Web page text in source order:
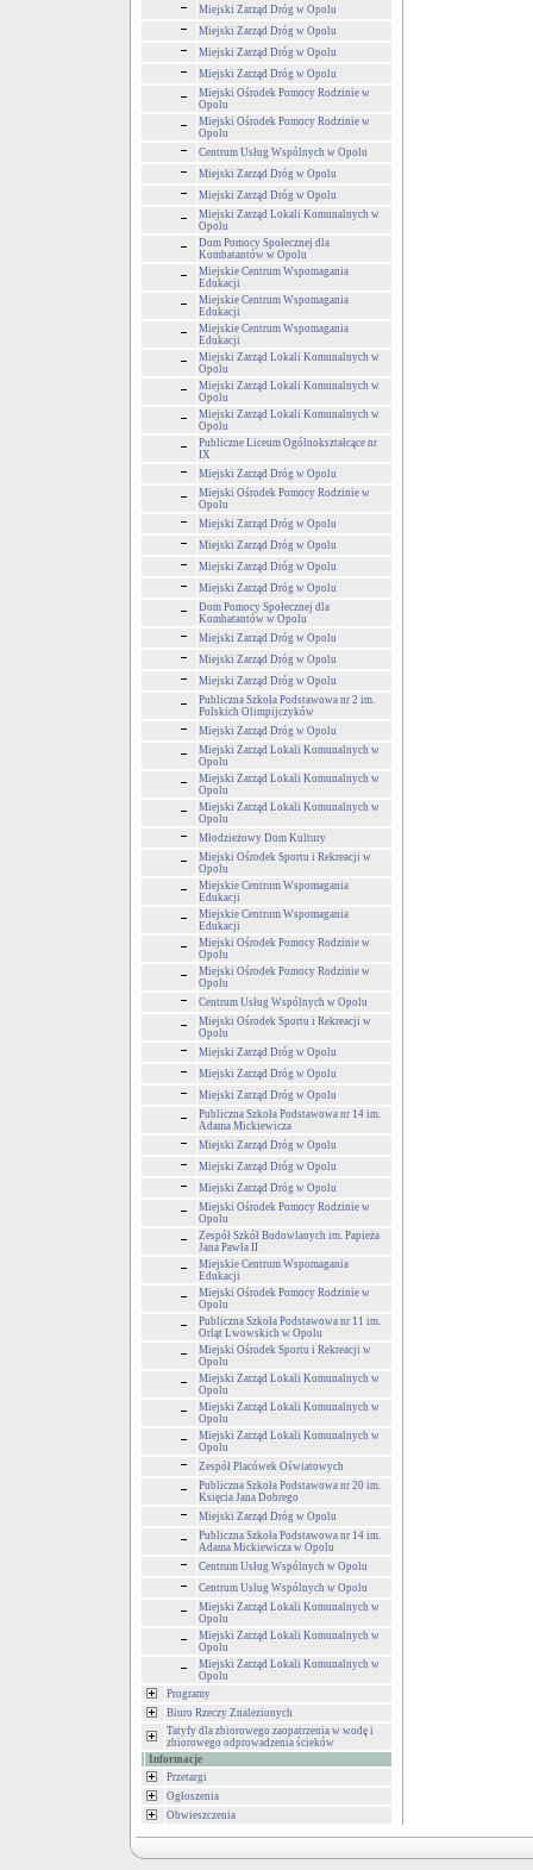
Miejski Zarząd Dróg w Opolu
Miejski Zarząd Dróg w Opolu
Miejski Zarząd Dróg w Opolu
Miejski Zarząd Dróg w Opolu
Miejski Ośrodek Pomocy Rodzinie w
Opolu
Miejski Ośrodek Pomocy Rodzinie w
Opolu
Centrum Usług Wspólnych w Opolu
Miejski Zarząd Dróg w Opolu
Miejski Zarząd Dróg w Opolu
Miejski Zarząd Lokali Komunalnych w
Opolu
Dom Pomocy Społecznej dla
Kombatantów w Opolu
Miejskie Centrum Wspomagania
Edukacji
Miejskie Centrum Wspomagania
Edukacji
Miejskie Centrum Wspomagania
Edukacji
Miejski Zarząd Lokali Komunalnych w
Opolu
Miejski Zarząd Lokali Komunalnych w
Opolu
Miejski Zarząd Lokali Komunalnych w
Opolu
Publiczne Liceum Ogólnokształcące nr
IX
Miejski Zarząd Dróg w Opolu
Miejski Ośrodek Pomocy Rodzinie w
Opolu
Miejski Zarząd Dróg w Opolu
Miejski Zarząd Dróg w Opolu
Miejski Zarząd Dróg w Opolu
Miejski Zarząd Dróg w Opolu
Dom Pomocy Społecznej dla
Kombatantów w Opolu
Miejski Zarząd Dróg w Opolu
Miejski Zarząd Dróg w Opolu
Miejski Zarząd Dróg w Opolu
Publiczna Szkoła Podstawowa nr 2 im.
Polskich Olimpijczyków
Miejski Zarząd Dróg w Opolu
Miejski Zarząd Lokali Komunalnych w
Opolu
Miejski Zarząd Lokali Komunalnych w
Opolu
Miejski Zarząd Lokali Komunalnych w
Opolu
Młodzieżowy Dom Kultury
Miejski Ośrodek Sportu i Rekreacji w
Opolu
Miejskie Centrum Wspomagania
Edukacji
Miejskie Centrum Wspomagania
Edukacji
Miejski Ośrodek Pomocy Rodzinie w
Opolu
Miejski Ośrodek Pomocy Rodzinie w
Opolu
Centrum Usług Wspólnych w Opolu
Miejski Ośrodek Sportu i Rekreacji w
Opolu
Miejski Zarząd Dróg w Opolu
Miejski Zarząd Dróg w Opolu
Miejski Zarząd Dróg w Opolu
Publiczna Szkoła Podstawowa nr 14 im.
Adama Mickiewicza
Miejski Zarząd Dróg w Opolu
Miejski Zarząd Dróg w Opolu
Miejski Zarząd Dróg w Opolu
Miejski Ośrodek Pomocy Rodzinie w
Opolu
Zespół Szkół Budowlanych im. Papieża
Jana Pawła II
Miejskie Centrum Wspomagania
Edukacji
Miejski Ośrodek Pomocy Rodzinie w
Opolu
Publiczna Szkoła Podstawowa nr 11 im.
Orląt Lwowskich w Opolu
Miejski Ośrodek Sportu i Rekreacji w
Opolu
Miejski Zarząd Lokali Komunalnych w
Opolu
Miejski Zarząd Lokali Komunalnych w
Opolu
Miejski Zarząd Lokali Komunalnych w
Opolu
Zespół Placówek Oświatowych
Publiczna Szkoła Podstawowa nr 20 im.
Księcia Jana Dobrego
Miejski Zarząd Dróg w Opolu
Publiczna Szkoła Podstawowa nr 14 im.
Adama Mickiewicza w Opolu
Centrum Usług Wspólnych w Opolu
Centrum Usług Wspólnych w Opolu
Miejski Zarząd Lokali Komunalnych w
Opolu
Miejski Zarząd Lokali Komunalnych w
Opolu
Miejski Zarząd Lokali Komunalnych w
Opolu
Programy
Biuro Rzeczy Znalezionych
Tatyfy dla zbiorowego zaopatrzenia w wodę i
zbiorowego odprowadzenia ścieków
Informacje
Przetargi
Ogłoszenia
Obwieszczenia